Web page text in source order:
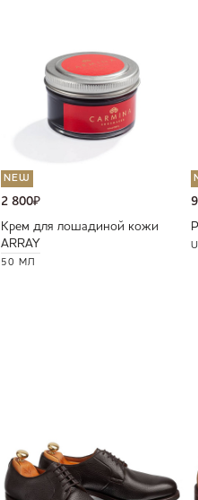
NEW
2 800₽
Крем для лошадиной кожи
ARRAY
50 МЛ